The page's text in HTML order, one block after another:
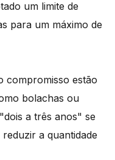
um limite de
para um máximo de
compromisso estão
bolachas ou
a três anos" se
a quantidade